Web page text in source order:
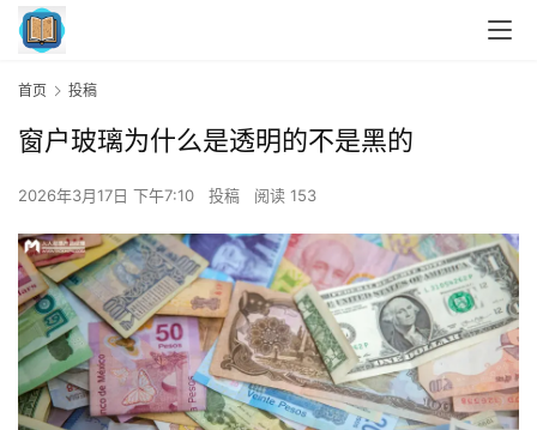
首页 投稿
窗户玻璃为什么是透明的不是黑的
2026年3月17日 下午7:10 投稿 阅读 153